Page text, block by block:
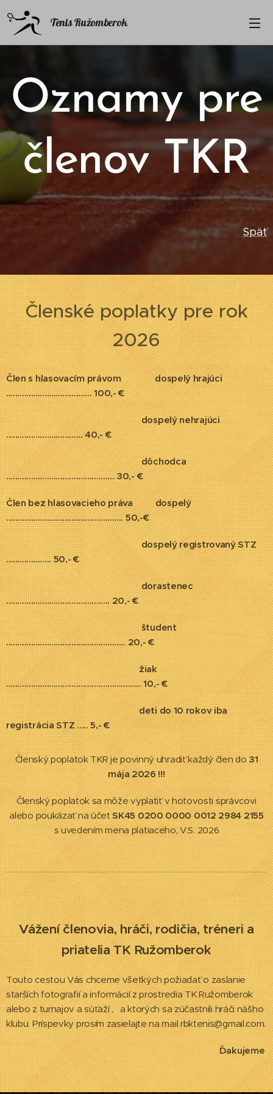
Tenis Ružomberok
Oznamy pre
členov TKR
Späť
Členské poplatky pre rok
2026
Člen s hlasovacím právom dospelý hrajúci
...................................... 100,- €
dospelý nehrajúci
.................................. 40,- €
dôchodca
................................................ 30,- €
Člen bez hlasovacieho práva
dospelý
.................................................... 50,-€
dospelý registrovaný STZ
.................... 50,- €
dorastenec
.............................................. 20,- €
študent
..................................................... 20,- €
žiak
............................................................ 10,- €
deti do 10 rokov iba
registrácia STZ .....5,- €
Členský poplatok TKR je povinný uhradiť každý člen do 31
mája 2026 !!!
Členský poplatok sa môže vyplatiť v hotovosti správcovi
alebo poukázať na účetSK45 0200 0000 0012 2984 2155
s uvedením mena platiaceho, V.S. 2026
Vážení členovia, hráči, rodičia, tréneri a
priatelia TK Ružomberok
Touto cestou Vás chceme všetkých požiadať o zaslanie
starších fotografií a informácií z prostredia TK Ružomberok
alebo z turnajov a súťaží , a ktorých sa zúčastnili hráči nášho
klubu. Príspevky prosím zasielajte na mail rbktenis@gmail.com.
Ďakujeme